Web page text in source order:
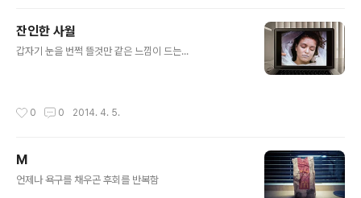
잔인한 사월
갑자기 눈을 번쩍 뜰것만 같은 느낌이 드는...
0 0 2014. 4. 5.
M
언제나 욕구를 채우곤 후회를 반복함